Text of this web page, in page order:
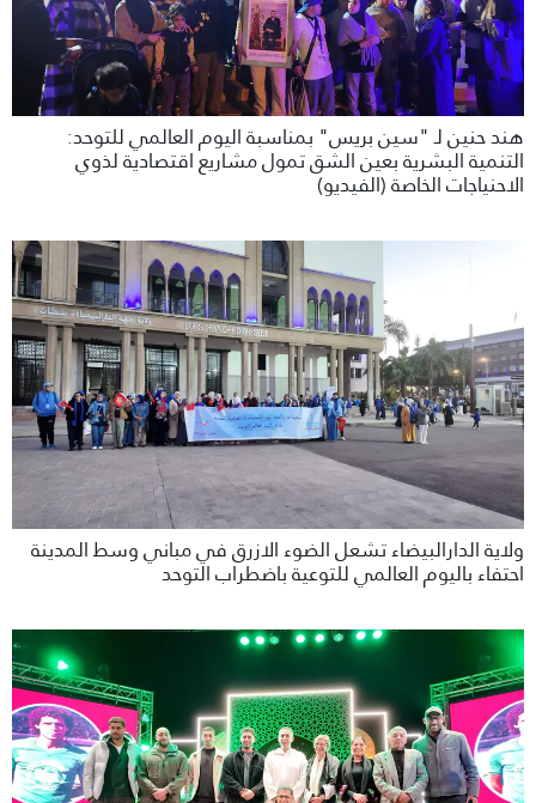
هند حنين لـ "سين بريس" بمناسبة اليوم العالمي للتوحد:
التنمية البشرية بعين الشق تمول مشاريع اقتصادية لذوي
الاحنياجات الخاصة (الفيديو)
ولاية الدارالبيضاء تشعل الضوء الازرق في مباني وسط المدينة
احتفاء باليوم العالمي للتوعية باضطراب التوحد